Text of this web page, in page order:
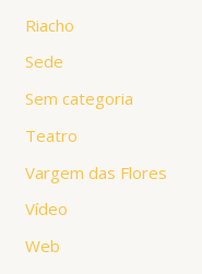
Riacho
Sede
Sem categoria
Teatro
Vargem das Flores
Vídeo
Web